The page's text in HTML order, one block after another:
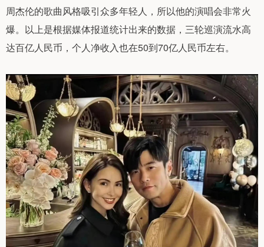
周杰伦的歌曲风格吸引众多年轻人，所以他的演唱会非常火
爆。以上是根据媒体报道统计出来的数据，三轮巡演流水高
达百亿人民币，个人净收入也在50到70亿人民币左右。